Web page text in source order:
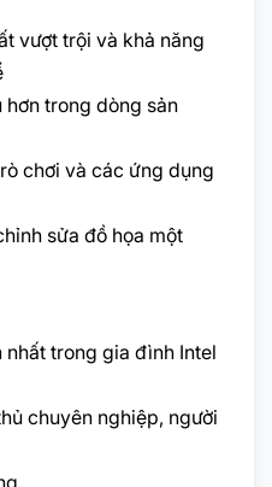
vượt trội và khả năng
trong dòng sản
chơi và các ứng dụng
sửa đồ họa một
nhất trong gia đình Intel
chuyên nghiệp, người